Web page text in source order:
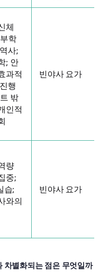
체
학
사;
; 안
과적
행
밖
인적
빈야사 요가
량
중;
습;
와의
빈야사 요가
차별화되는 점은 무엇일까